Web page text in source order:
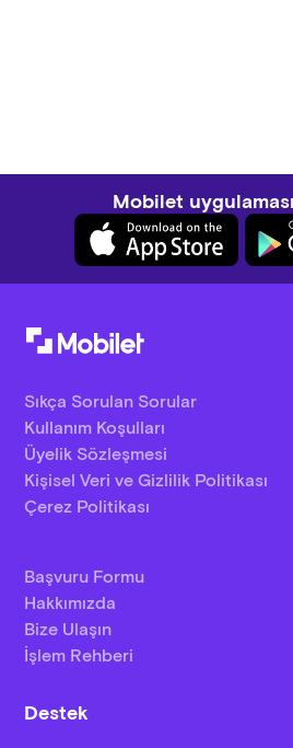
Mobilet
Sıkça Sorulan Sorular
Kullanım Koşulları
Üyelik Sözleşmesi
Kişisel Veri ve Gizlilik Politikası
Çerez Politikası
Başvuru Formu
Hakkımızda
Bize Ulaşın
İşlem Rehberi
Destek